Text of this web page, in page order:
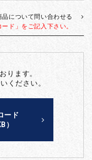
品について問い合わせる
ド」をご記入下さい。
ります。
ください。
ード
）